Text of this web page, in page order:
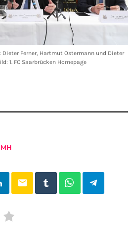
Ferner, Hartmut Ostermann und Dieter
1. FC Saarbrücken Homepage
email